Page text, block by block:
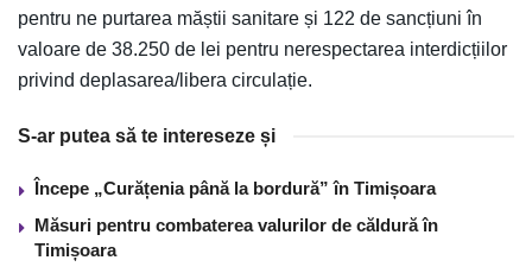
pentru ne purtarea măștii sanitare și 122 de sancțiuni în
valoare de 38.250 de lei pentru nerespectarea interdicțiilor
privind deplasarea/libera circulație.
S-ar putea să te intereseze și
Începe „Curățenia până la bordură” în Timișoara
Măsuri pentru combaterea valurilor de căldură în
Timișoara